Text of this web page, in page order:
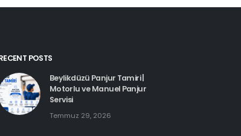
POSTS
Beylikdüzü Panjur Tamiri |
Motorlu ve Manuel Panjur
Servisi
Temmuz 29, 2026